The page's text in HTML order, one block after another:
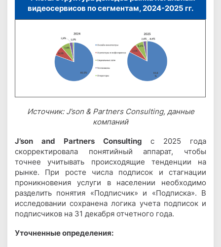
видеосервисов по сегментам, 2024-2025 гг.
Источник: J’son & Partners Consulting, данные
компаний
J’son and Partners Consulting с 2025 года
скорректировала понятийный аппарат, чтобы
точнее учитывать происходящие тенденции на
рынке. При росте числа подписок и стагнации
проникновения услуги в населении необходимо
разделить понятия «Подписчик» и «Подписка». В
исследовании сохранена логика учета подписок и
подписчиков на 31 декабря отчетного года.
Уточненные определения: